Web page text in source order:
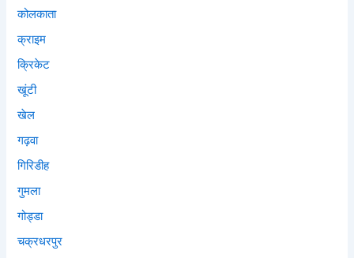
कोलकाता
क्राइम
क्रिकेट
खूंटी
खेल
गढ़वा
गिरिडीह
गुमला
गोड्डा
चक्रधरपुर